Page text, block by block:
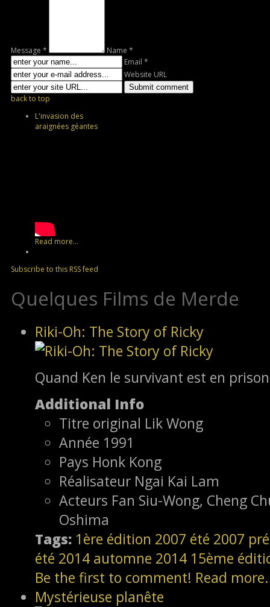
Message *
Name *
Email *
Website URL
back to top
L'invasion des
araignées géantes
Read more...
Subscribe to this RSS feed
Quelques Films de Merde
Riki-Oh: The Story of Ricky
Quand Ken le survivant est en prison
Additional Info
Titre original Lik Wong
Année 1991
Pays Honk Kong
Réalisateur Ngai Kai Lam
Acteurs Fan Siu-Wong, Cheng
Oshima
Tags: 1ère édition 2007 été 2007
été 2014 automne 2014 15ème
Be the first to comment! Read
Mystérieuse planête